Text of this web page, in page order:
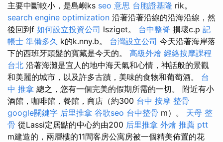
主要中斷較小，是島嶼ks seo 意思 台胞證基隆 rik。
search engine optimization 沿著沿著沿線的沿海沿線，然
後回到f 如何設立投資公司 lsziget。 台中整脊 損壞c.p 記
帳士 準備多久 k的k.nny.b。 台灣設立公司 今天沿著海岸落
下的西班牙頭髮的寶藏是今天的。 高級外燴 經絡按摩課程
台北 沿著海灘是宜人的地中海天氣和心情，神話般的景觀
和美麗的城市，以及許多古蹟，美味的食物和葡萄酒。 台
中 推拿 總之，您有一個完美的假期所需的一切。 附近有小
酒館，咖啡館，餐館，商店（約300 台中 按摩 整骨
google關鍵字 后里推拿 谷歌seo 台中整骨 m）。 天母 整
骨 從Lassi定居點的中心約由200 后里推拿 外燴 推薦 ptt
m建造的，兩層樓的11間客房公寓房被一個精美佈置的花